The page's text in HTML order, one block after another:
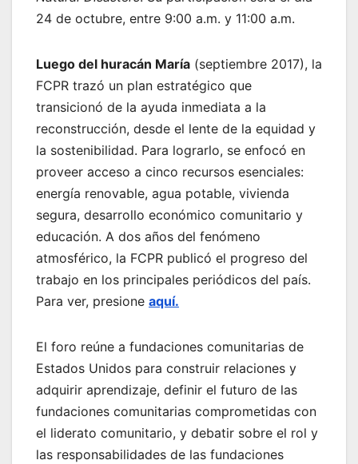
24 de octubre, entre 9:00 a.m. y 11:00 a.m.
Luego del huracán María (septiembre 2017), la
FCPR trazó un plan estratégico que
transicionó de la ayuda inmediata a la
reconstrucción, desde el lente de la equidad y
la sostenibilidad. Para lograrlo, se enfocó en
proveer acceso a cinco recursos esenciales:
energía renovable, agua potable, vivienda
segura, desarrollo económico comunitario y
educación. A dos años del fenómeno
atmosférico, la FCPR publicó el progreso del
trabajo en los principales periódicos del país.
Para ver, presione aquí.
El foro reúne a fundaciones comunitarias de
Estados Unidos para construir relaciones y
adquirir aprendizaje, definir el futuro de las
fundaciones comunitarias comprometidas con
el liderato comunitario, y debatir sobre el rol y
las responsabilidades de las fundaciones